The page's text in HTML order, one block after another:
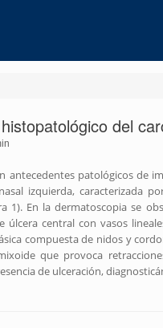
del
antecedentes patológicos de
izquierda, caracterizada
1). En la dermatoscopia se
úlcera central con vasos
compuesta de nidos y
que provoca
de ulceración,